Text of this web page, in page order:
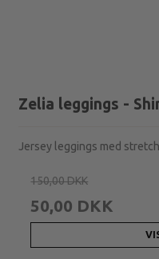
Zelia leggings -
Jersey leggings med
150,00 DKK
50,00 DKK